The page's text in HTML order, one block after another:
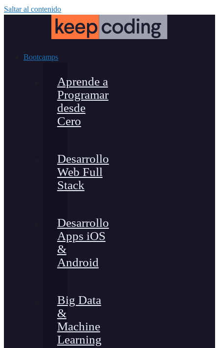
Saltar al contenido
Bootcamps
Aprende a
Programar
desde
Cero
Desarrollo
Web Full
Stack
Desarrollo
Apps iOS
&
Android
Big Data
&
Machine
Learning